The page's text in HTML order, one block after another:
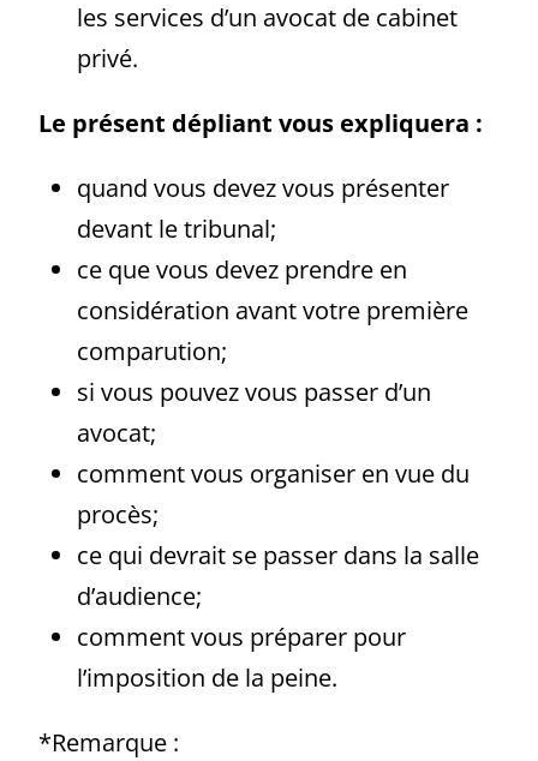
les services d’un avocat de cabinet
privé.
Le présent dépliant vous expliquera :
quand vous devez vous présenter
devant le tribunal;
ce que vous devez prendre en
considération avant votre première
comparution;
si vous pouvez vous passer d’un
avocat;
comment vous organiser en vue du
procès;
ce qui devrait se passer dans la salle
d’audience;
comment vous préparer pour
l’imposition de la peine.
*Remarque :